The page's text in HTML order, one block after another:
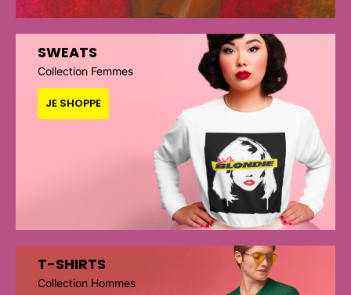
SWEATS
Collection Femmes
JE SHOPPE
T-SHIRTS
Collection Hommes